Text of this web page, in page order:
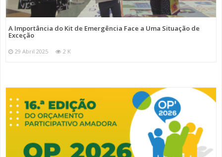
A Importância do Kit de Emergência Face a Uma Situação de
Exceção
29 Abril 2025 2 K